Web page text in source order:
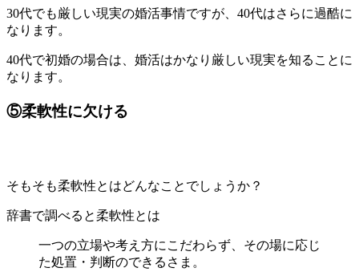
30代でも厳しい現実の婚活事情ですが、40代はさらに過酷に
なります。
40代で初婚の場合は、婚活はかなり厳しい現実を知ることに
なります。
⑤柔軟性に欠ける
そもそも柔軟性とはどんなことでしょうか？
辞書で調べると柔軟性とは
一つの立場や考え方にこだわらず、その場に応じ
た処置・判断のできるさま。